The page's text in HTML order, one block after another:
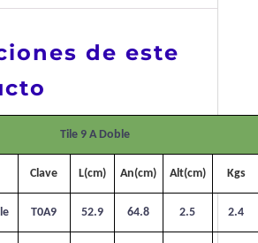
de este
Tile 9 A Doble
Clave L(cm) An(cm) Alt(cm) Kgs
T0A9 52.9 64.8 2.5 2.4